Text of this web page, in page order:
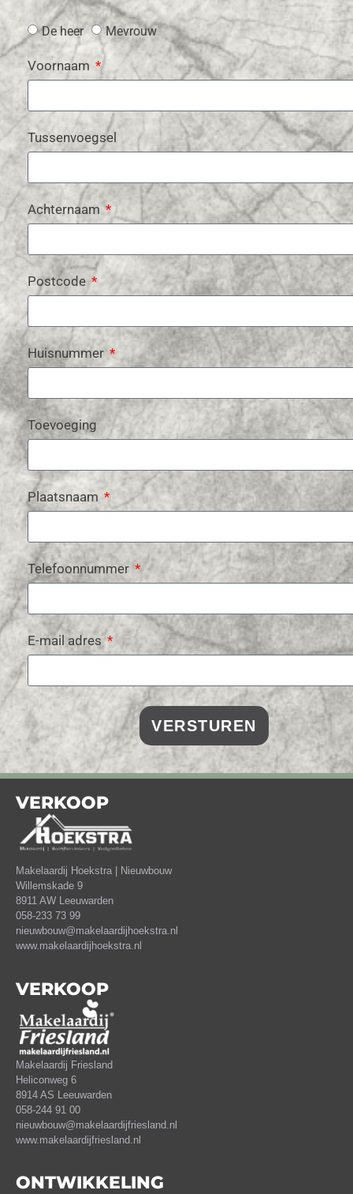
De heer Mevrouw
Voornaam
Tussenvoegsel
Achternaam
Postcode
Huisnummer
Toevoeging
Plaatsnaam
Telefoonnummer
E-mail adres
VERSTUREN
VERKOOP
Makelaardij Hoekstra | Nieuwbouw
Willemskade 9
8911 AW Leeuwarden
058-233 73 99
nieuwbouw@makelaardijhoekstra.nl
www.makelaardijhoekstra.nl
VERKOOP
Makelaardij Friesland
Heliconweg 6
8914 AS Leeuwarden
058-244 91 00
nieuwbouw@makelaardijfriesland.nl
www.makelaardijfriesland.nl
ONTWIKKELING